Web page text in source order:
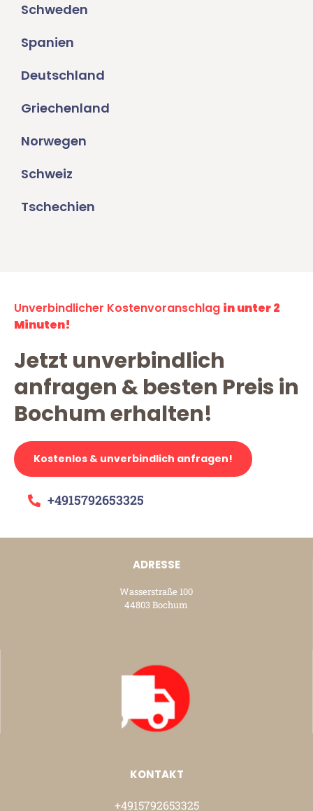
Schweden
Spanien
Deutschland
Griechenland
Norwegen
Schweiz
Tschechien
Unverbindlicher Kostenvoranschlag in unter 2
Minuten!
Jetzt unverbindlich
anfragen & besten Preis in
Bochum erhalten!
Kostenlos & unverbindlich anfragen!
+4915792653325
ADRESSE
Wasserstraße 100
44803 Bochum
KONTAKT
+4915792653325